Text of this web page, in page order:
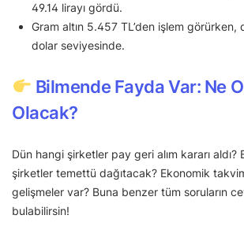
49.14 lirayı gördü.
Gram altın 5.457 TL’den işlem görürken,
dolar seviyesinde.
Bilmende Fayda Var: Ne
Olacak?
Dün hangi şirketler pay geri alım kararı aldı?
şirketler temettü dağıtacak? Ekonomik
gelişmeler var? Buna benzer tüm soruların
bulabilirsin!